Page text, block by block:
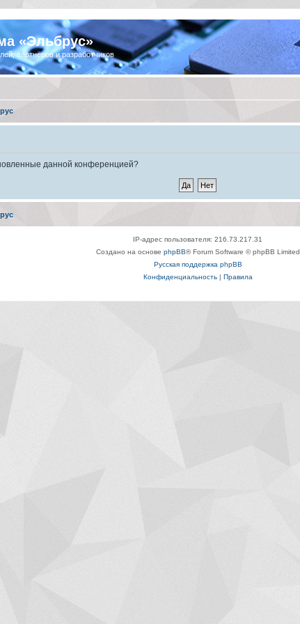
«Эльбрус»
партнёров и разработчиков
данной конференцией?
IP-адрес пользователя: 216.73.217.31
Создано на основе phpBB® Forum Software © phpBB Limited
Русская поддержка phpBB
Конфиденциальность| Правила